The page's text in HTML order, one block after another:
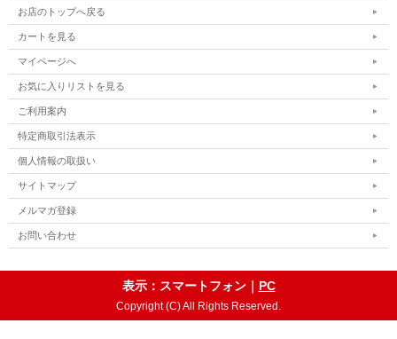
お店のトップへ戻る
カートを見る
マイページへ
お気に入りリストを見る
ご利用案内
特定商取引法表示
個人情報の取扱い
サイトマップ
メルマガ登録
お問い合わせ
表示：スマートフォン｜ PC
Copyright (C) All Rights Reserved.